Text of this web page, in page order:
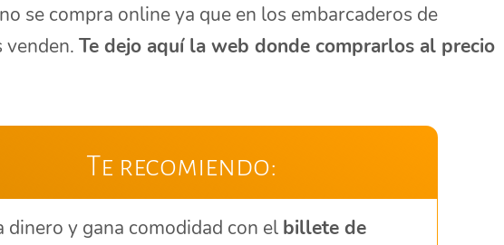
se compra online ya que en los embarcaderos de
venden.Te dejo aquí la web donde comprarlos al precio
Te recomiendo:
dinero y gana comodidad con el billete de